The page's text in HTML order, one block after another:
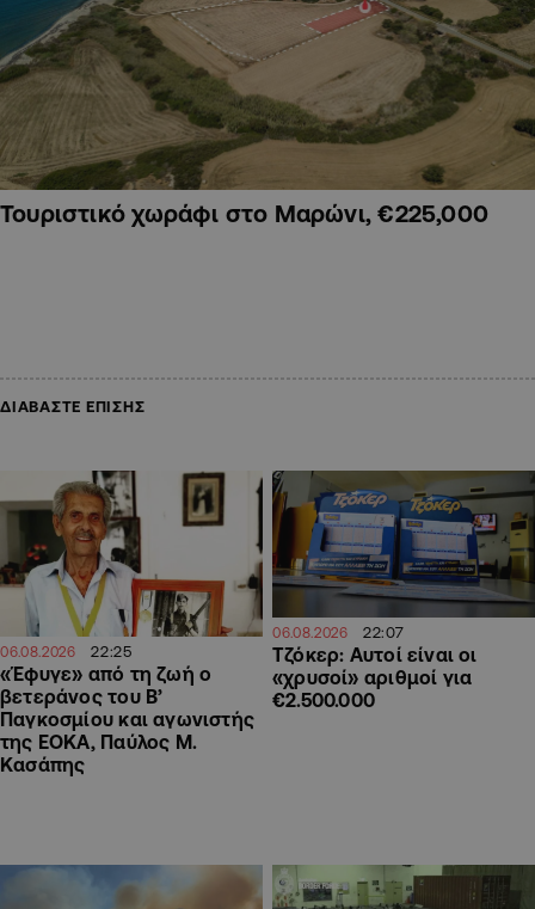
Τουριστικό χωράφι στο Μαρώνι, €225,000
ΔΙΑΒΑΣΤΕ ΕΠΙΣΗΣ
06.08.2026 22:25
«Έφυγε» από τη ζωή ο
βετεράνος του Β’
Παγκοσμίου και αγωνιστής
της ΕΟΚΑ, Παύλος Μ.
Κασάπης
06.08.2026 22:07
Τζόκερ: Αυτοί είναι οι
«χρυσοί» αριθμοί για
€2.500.000